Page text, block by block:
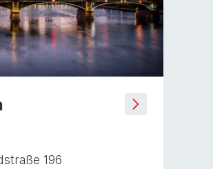
196